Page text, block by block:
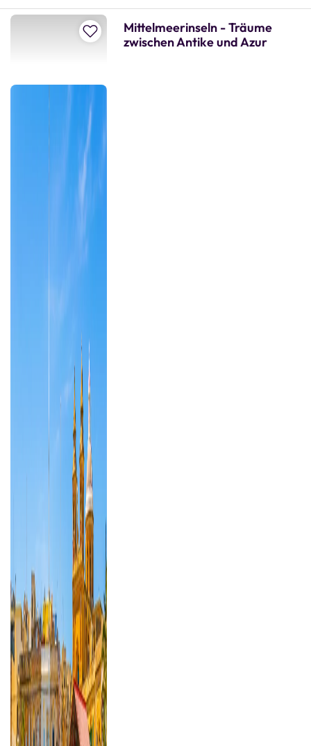
Zur Merkliste hinzufügen
Mittelmeerinseln - Träume
zwischen Antike und Azur